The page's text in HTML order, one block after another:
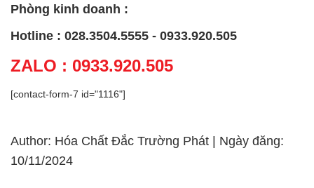
Phòng kinh doanh :
Hotline : 028.3504.5555 - 0933.920.505
ZALO : 0933.920.505
[contact-form-7 id="1116"]
Author: Hóa Chất Đắc Trường Phát | Ngày đăng:
10/11/2024